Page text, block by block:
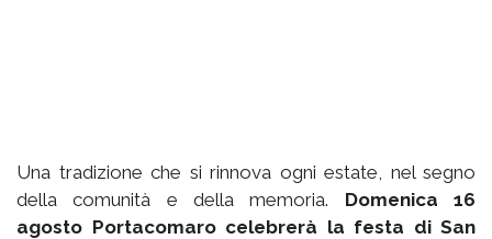
Una tradizione che si rinnova ogni estate, nel segno
della comunità e della memoria. Domenica 16
agosto Portacomaro celebrerà la festa di San